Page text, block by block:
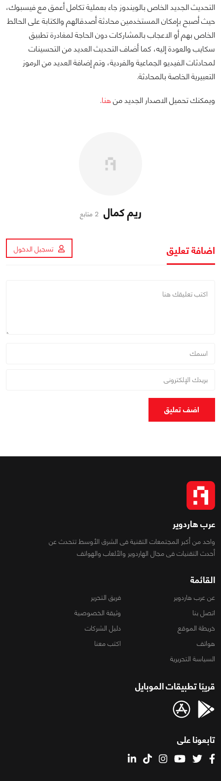
التحديث الجديد الخاص بالويندوز جاء بعملية تكامل أعمق مع فيسبوك،
حيث أصبح بإمكان المستخدمين محادثة أصدقائهم والكتابة على الحائط
الخاص بهم أو الاعجاب بالمشاركات دون الحاجة لمغادرة تطبيق
سكايب والعودة إليه، كما أضاف التحديث العديد من التحسينات
لمحادثات الفيديو الجماعية والفردية، وتم إضافة العديد من الرموز
التعبيرية الخاصة بالمحادثة.
ويمكنك تحميل الاصدار الجديد منهنا.
ريم كمال 2 متابع
اضافة تعليق تسجيل الدخول
اضف تعليق
عرب هاردوير
واحد من أكبر المجتمعات التقنية فى الشرق الأوسط تتحدث عن
أحدث التقنيات فى مجال الهاردوير والألعاب والهواتف
القائمة
عن عرب هاردوير
فريق التحرير
اتصل بنا
وثيقة الخصوصية
خريطة الموقع
دليل الشركات
هواتف
اكتب معنا
السياسة التحريرية
قريبًا تطبيقات الموبايل
تابعونا على